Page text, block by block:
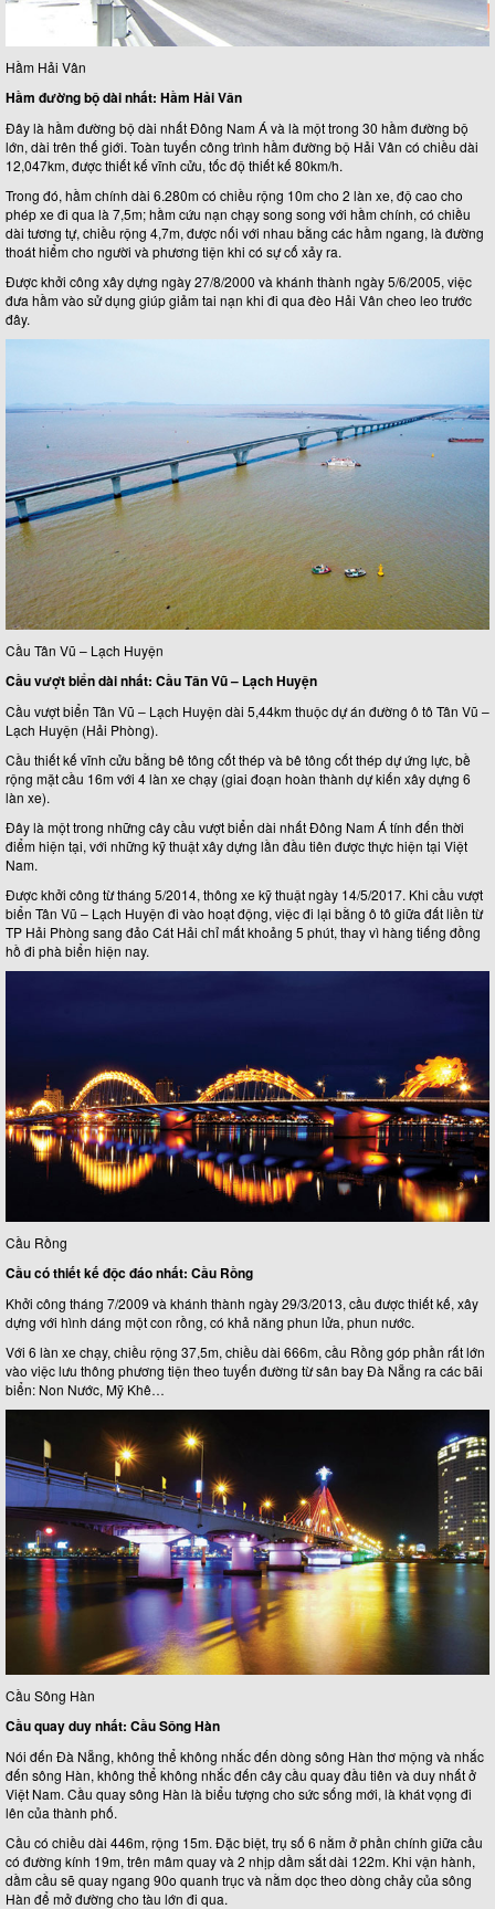
Hầm Hải Vân
Hầm đường bộ dài nhất: Hầm Hải Vân
Đây là hầm đường bộ dài nhất Đông Nam Á và là một trong 30 hầm đường bộ
lớn, dài trên thế giới. Toàn tuyến công trình hầm đường bộ Hải Vân có chiều dài
12,047km, được thiết kế vĩnh cửu, tốc độ thiết kế 80km/h.
Trong đó, hầm chính dài 6.280m có chiều rộng 10m cho 2 làn xe, độ cao cho
phép xe đi qua là 7,5m; hầm cứu nạn chạy song song với hầm chính, có chiều
dài tương tự, chiều rộng 4,7m, được nối với nhau bằng các hầm ngang, là đường
thoát hiểm cho người và phương tiện khi có sự cố xảy ra.
Được khởi công xây dựng ngày 27/8/2000 và khánh thành ngày 5/6/2005, việc
đưa hầm vào sử dụng giúp giảm tai nạn khi đi qua đèo Hải Vân cheo leo trước
đây.
Cầu Tân Vũ – Lạch Huyện
Cầu vượt biển dài nhất: Cầu Tân Vũ – Lạch Huyện
Cầu vượt biển Tân Vũ – Lạch Huyện dài 5,44km thuộc dự án đường ô tô Tân Vũ –
Lạch Huyện (Hải Phòng).
Cầu thiết kế vĩnh cửu bằng bê tông cốt thép và bê tông cốt thép dự ứng lực, bề
rộng mặt cầu 16m với 4 làn xe chạy (giai đoạn hoàn thành dự kiến xây dựng 6
làn xe).
Đây là một trong những cây cầu vượt biển dài nhất Đông Nam Á tính đến thời
điểm hiện tại, với những kỹ thuật xây dựng lần đầu tiên được thực hiện tại Việt
Nam.
Được khởi công từ tháng 5/2014, thông xe kỹ thuật ngày 14/5/2017. Khi cầu vượt
biển Tân Vũ – Lạch Huyện đi vào hoạt động, việc đi lại bằng ô tô giữa đất liền từ
TP Hải Phòng sang đảo Cát Hải chỉ mất khoảng 5 phút, thay vì hàng tiếng đồng
hồ đi phà biển hiện nay.
Cầu Rồng
Cầu có thiết kế độc đáo nhất: Cầu Rồng
Khởi công tháng 7/2009 và khánh thành ngày 29/3/2013, cầu được thiết kế, xây
dựng với hình dáng một con rồng, có khả năng phun lửa, phun nước.
Với 6 làn xe chạy, chiều rộng 37,5m, chiều dài 666m, cầu Rồng góp phần rất lớn
vào việc lưu thông phương tiện theo tuyến đường từ sân bay Đà Nẵng ra các bãi
biển: Non Nước, Mỹ Khê…
Cầu Sông Hàn
Cầu quay duy nhất: Cầu Sông Hàn
Nói đến Đà Nẵng, không thể không nhắc đến dòng sông Hàn thơ mộng và nhắc
đến sông Hàn, không thể không nhắc đến cây cầu quay đầu tiên và duy nhất ở
Việt Nam. Cầu quay sông Hàn là biểu tượng cho sức sống mới, là khát vọng đi
lên của thành phố.
Cầu có chiều dài 446m, rộng 15m. Đặc biệt, trụ số 6 nằm ở phần chính giữa cầu
có đường kính 19m, trên mâm quay và 2 nhịp dầm sắt dài 122m. Khi vận hành,
dầm cầu sẽ quay ngang 90o quanh trục và nằm dọc theo dòng chảy của sông
Hàn để mở đường cho tàu lớn đi qua.